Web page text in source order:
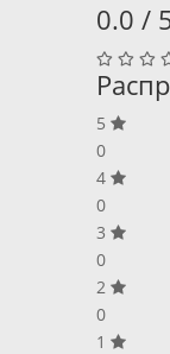
0.0 /
5
0
4
0
3
0
2
0
1